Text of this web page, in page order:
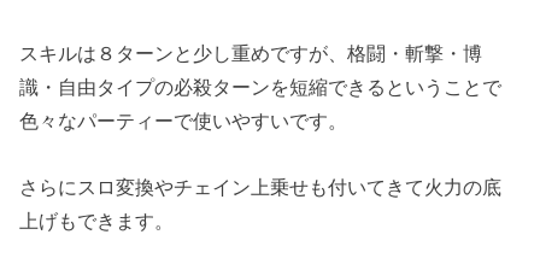
スキルは８ターンと少し重めですが、格闘・斬撃・博
識・自由タイプの必殺ターンを短縮できるということで
色々なパーティーで使いやすいです。
さらにスロ変換やチェイン上乗せも付いてきて火力の底
上げもできます。